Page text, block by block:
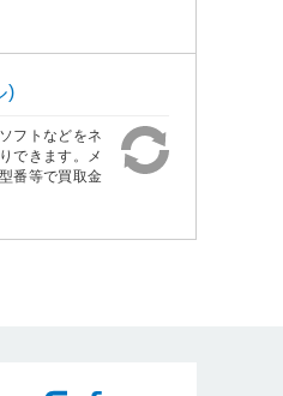
)
フトなどをネ
できます。メ
番等で買取金